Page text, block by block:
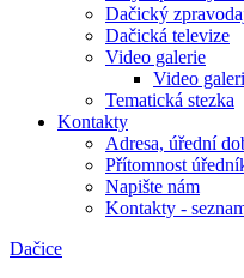
Dačický
Dačická televize
Video galerie
Video
Tematická stezka
Kontakty
Adresa, úřední
Přítomnost
Napište nám
Kontakty -
Dačice